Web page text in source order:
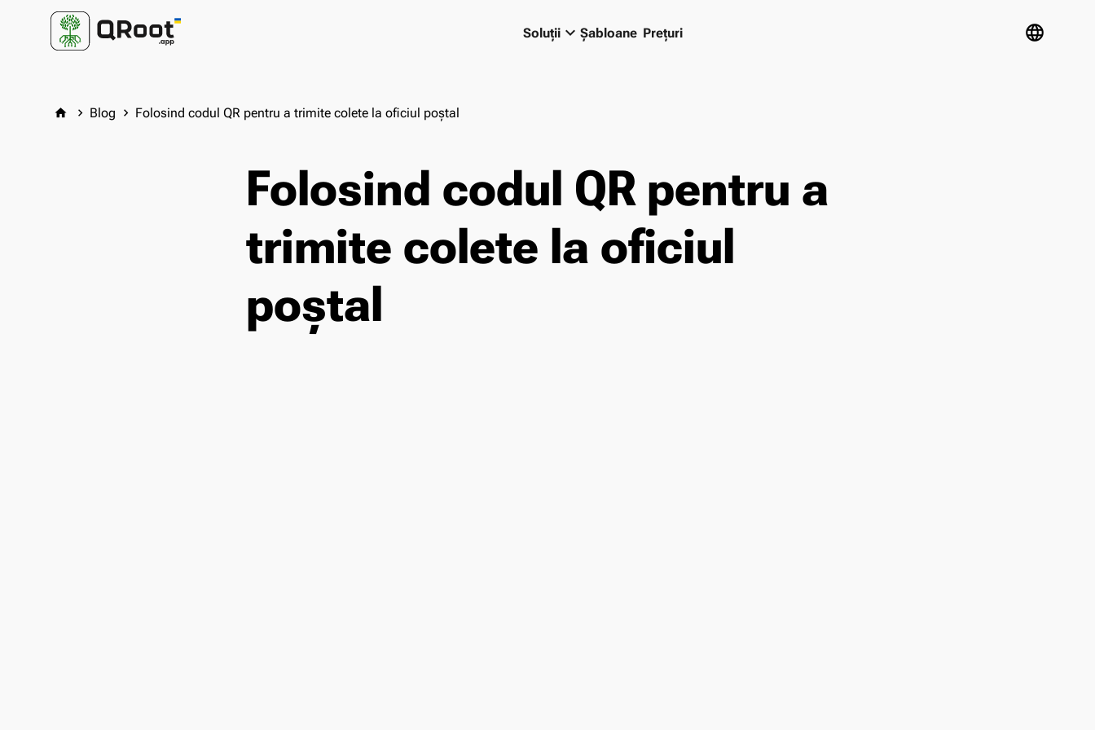
Soluții keyboard_arrow_down Șabloane Prețuri language
home keyboard_arrow_right Blog keyboard_arrow_right Folosind codul QR pentru a trimite colete la oficiul poștal
Folosind codul QR pentru a
trimite colete la oficiul
poștal